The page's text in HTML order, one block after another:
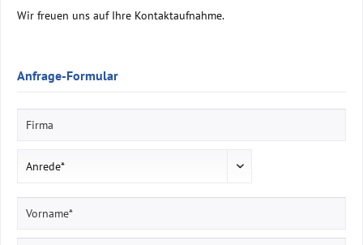
Wir freuen uns auf Ihre Kontaktaufnahme.
Anfrage-Formular